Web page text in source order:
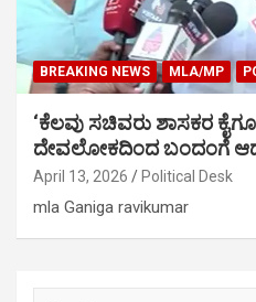
BREAKING NEWS MLA/MP
‘ಕೆಲವು ಸಚಿವರು ಶಾಸಕರ
ದೇವಲೋಕದಿಂದ ಬಂದಂಗೆ
April 13, 2026 Political Desk
mla Ganiga ravikumar